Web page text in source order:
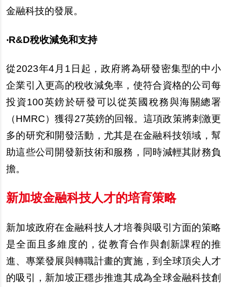
金融科技的發展。
‧R&D稅收減免和支持
從2023年4月1日起，政府將為研發密集型的中小
企業引入更高的稅收減免率，使符合資格的公司每
投資100英鎊於研發可以從英國稅務與海關總署
（HMRC）獲得27英鎊的回報。這項政策將刺激更
多的研究和開發活動，尤其是在金融科技領域，幫
助這些公司開發新技術和服務，同時減輕其財務負
擔。
新加坡金融科技人才的培育策略
新加坡政府在金融科技人才培養與吸引方面的策略
是全面且多維度的，從教育合作與創新課程的推
進、專業發展與轉職計畫的實施，到全球頂尖人才
的吸引，新加坡正穩步推進其成為全球金融科技創